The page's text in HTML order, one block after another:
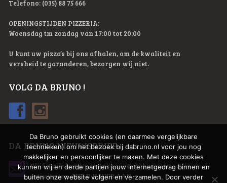
Telefono: (035) 88 75 666
OPENINGSTIJDEN PIZZERIA:
Woensdag tm zondag van 17:00 tot 20:00
U kunt uw pizza’s bij ons afhalen, om de kwaliteit en
versheid te garanderen, bezorgen wij niet.
VOLG DA BRUNO !
DA BRUNO NIEUWSBRIEF
Blijf op de hoogte over onze menukaarten, acties en
activiteiten.MELD U HIER AAN
Da Bruno gebruikt cookies (en daarmee vergelijkbare
technieken) om het bezoek bij dabruno.nl voor jou nog
makkelijker en persoonlijker te maken. Met deze cookies
kunnen wij en derde partijen jouw internetgedrag binnen en
buiten onze website volgen en verzamelen. Door verder